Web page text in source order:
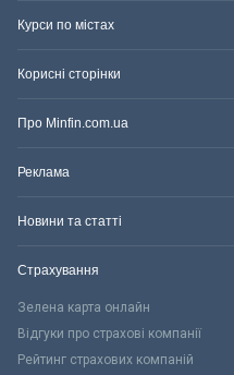
Курси по містах
Корисні сторінки
Про Minfin.com.ua
Реклама
Новини та статті
Страхування
Зелена карта онлайн
Відгуки про страхові компанії
Рейтинг страхових компаній